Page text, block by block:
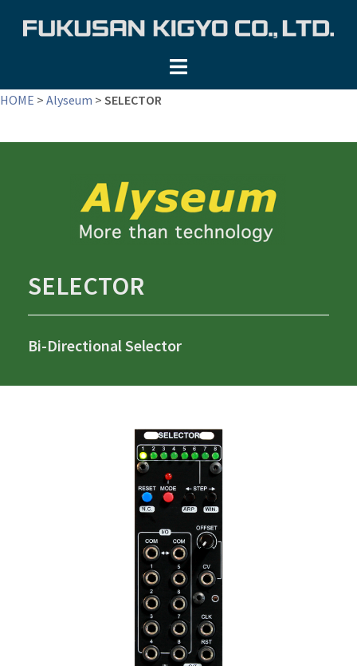
ツ
HOME > Alyseum > SELECTOR
SELECTOR
Bi-Directional Selector